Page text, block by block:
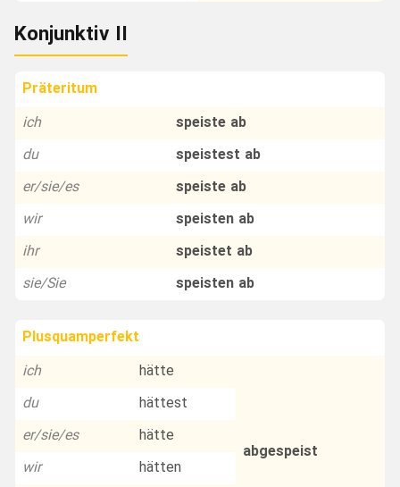
Konjunktiv II
Präteritum
ich
speiste ab
du
speistest ab
er/sie/es
speiste ab
wir
speisten ab
ihr
speistet ab
sie/Sie
speisten ab
Plusquamperfekt
ich
hätte
abgespeist
du
hättest
er/sie/es
hätte
wir
hätten